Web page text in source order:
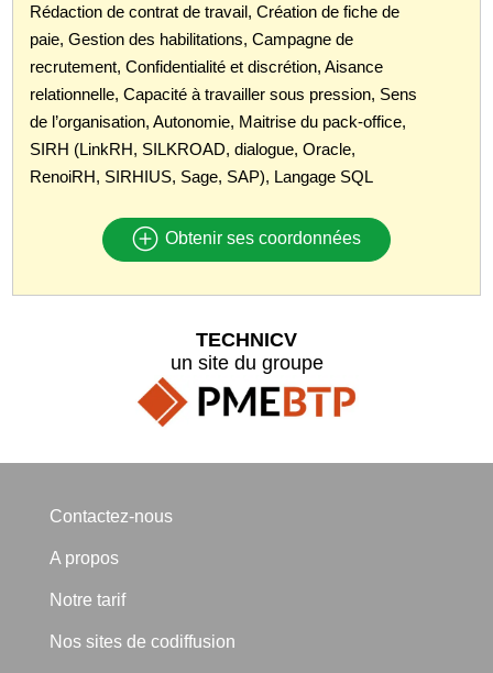
Rédaction de contrat de travail, Création de fiche de
paie, Gestion des habilitations, Campagne de
recrutement, Confidentialité et discrétion, Aisance
relationnelle, Capacité à travailler sous pression, Sens
de l’organisation, Autonomie, Maitrise du pack-office,
SIRH (LinkRH, SILKROAD, dialogue, Oracle,
RenoiRH, SIRHIUS, Sage, SAP), Langage SQL
Obtenir ses coordonnées
TECHNICV
un site du groupe
Contactez-nous
A propos
Notre tarif
Nos sites de codiffusion